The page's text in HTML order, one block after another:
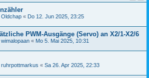
Oldchap « Do 12. Jun 2025, 23:25
PWM-Ausgänge (Servo) an X2/1-X2/6
wimalopaan « Mo 5. Mai 2025, 10:31
ruhrpottmarkus « Sa 26. Apr 2025, 22:33